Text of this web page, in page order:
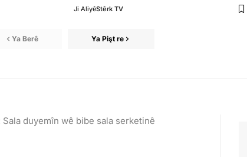
Ji AliyêStêrk TV
Ya Berê Ya Pişt re
duyemîn wê bibe sala serketinê